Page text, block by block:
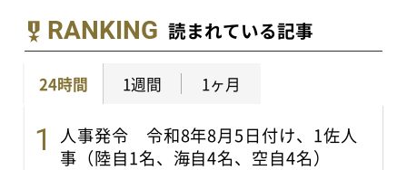
RANKING 読まれている記事
24時間 1週間 1ヶ月
人事発令 令和8年8月5日付け、1佐人
事（陸自1名、海自4名、空自4名）